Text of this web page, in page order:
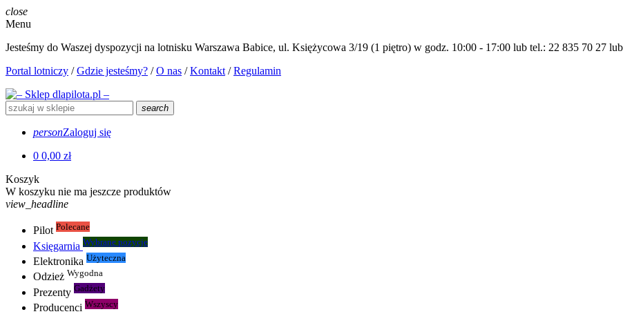
close
Menu
Jesteśmy do Waszej dyspozycji na lotnisku Warszawa Babice, ul. Księżycowa 3/19 (1 piętro) w godz. 10:00 - 17:00 lub tel.: 22 835 70 27
Portal lotniczy /Gdzie jesteśmy? /O nas /Kontakt /Regulamin
search
personZaloguj się
0 0,00 zł
Koszyk
W koszyku nie ma jeszcze produktów
view_headline
Pilot Polecane
Księgarnia Wybrane pozycje
Elektronika Użyteczna
Odzież Wygodna
Prezenty Gadżety
Producenci Wszyscy